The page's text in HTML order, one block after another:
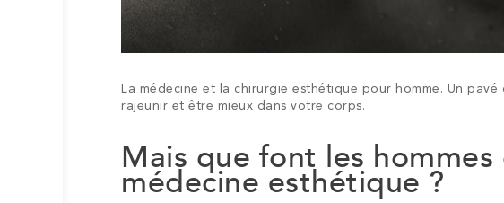
La médecine et la chirurgie esthétique pour homme. Un
rajeunir et être mieux dans votre corps.
Mais que font les
médecine esthétique ?